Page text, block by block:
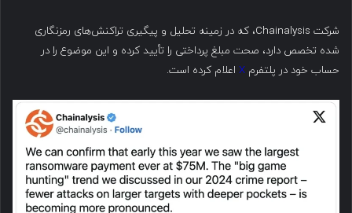
شرکت Chainalysis، که در زمینه تحلیل و پیگیری تراکنش‌های رمزنگاری
شده تخصص دارد، صحت مبلغ پرداختی را تأیید کرده و این موضوع را در
حساب خود در پلتفرم X اعلام کرده است.